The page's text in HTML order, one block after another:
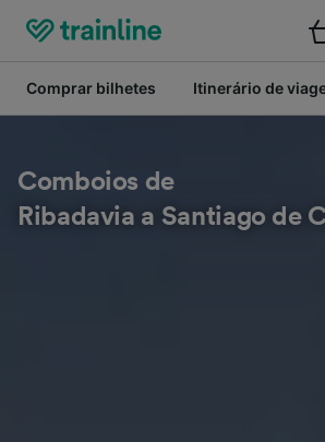
Comprar bilhetes Itinerário de
Comboios de
Ribadavia a Santiago de